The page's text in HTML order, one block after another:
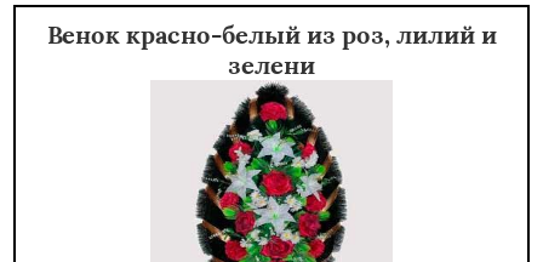
Венок красно-белый из роз, лилий и
зелени